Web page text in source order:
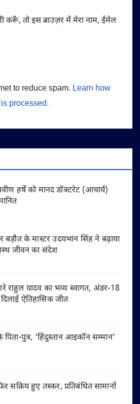
करूँ, तो इस ब्राउज़र में मेरा नाम, ईमेल
to reduce spam. Learn how
processed.
हर्षे को मानद डॉक्टरेट (आचार्य)
बड़ौत के मास्टर उदयभान सिंह ने बढ़ाया
जीवन का संदेश
राहुल यादव का भव्य स्वागत, अंडर-18
ऐतिहासिक जीत
पुत्र, ‘हिंदुस्तान आइकॉन सम्मान’
सक्रिय हुए तस्कर, प्रतिबंधित सामानों